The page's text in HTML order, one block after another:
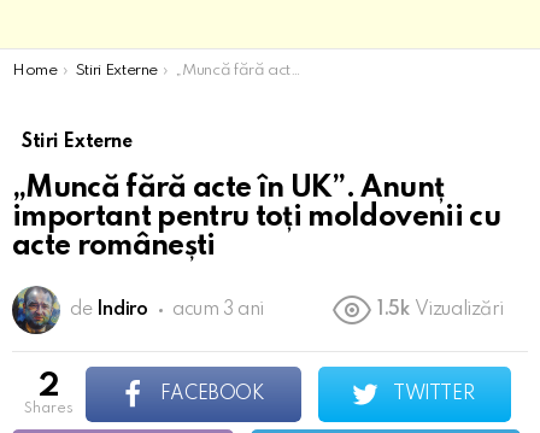
You are here:
Home Stiri Externe „Muncă fără acte în UK”. Anunț important pentru toți moldovenii cu acte românești
Stiri Externe
„Muncă fără acte în UK”. Anunț
important pentru toți moldovenii cu
acte românești
de Indiro acum 3 ani 1.5k Vizualizări
2
shares
FACEBOOK TWITTER